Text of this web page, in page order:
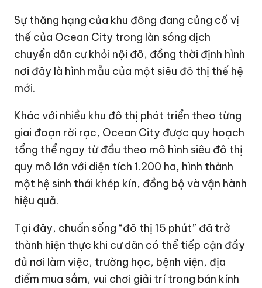
Sự thăng hạng của khu đông đang củng cố vị
thế của Ocean City trong làn sóng dịch
chuyển dân cư khỏi nội đô, đồng thời định hình
nơi đây là hình mẫu của một siêu đô thị thế hệ
mới.
Khác với nhiều khu đô thị phát triển theo từng
giai đoạn rời rạc, Ocean City được quy hoạch
tổng thể ngay từ đầu theo mô hình siêu đô thị
quy mô lớn với diện tích 1.200 ha, hình thành
một hệ sinh thái khép kín, đồng bộ và vận hành
hiệu quả.
Tại đây, chuẩn sống “đô thị 15 phút” đã trở
thành hiện thực khi cư dân có thể tiếp cận đầy
đủ nơi làm việc, trường học, bệnh viện, địa
điểm mua sắm, vui chơi giải trí trong bán kính